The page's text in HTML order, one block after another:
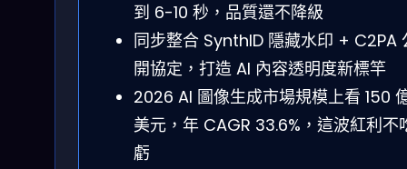
到 6-10 秒，品質還不降級
同步整合 SynthID 隱藏水印 + C2PA
開協定，打造 AI 內容透明度新標竿
2026 AI 圖像生成市場規模上看 150
美元，年 CAGR 33.6%，這波紅利不
虧